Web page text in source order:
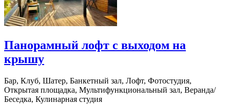
Панорамный лофт с выходом на
крышу
Бар, Клуб, Шатер, Банкетный зал, Лофт, Фотостудия,
Открытая площадка, Мультифункциональный зал, Веранда/
Беседка, Кулинарная студия